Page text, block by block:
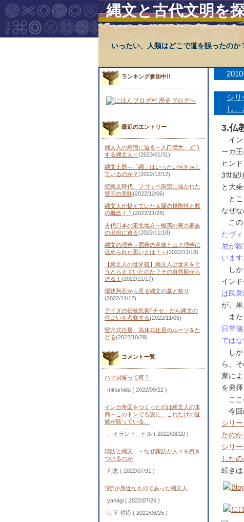
縄文と古代文明を
いったい、人類はどこで道を誤ったのか
ランキング参加中!!
最近のエントリー
縄文人の意識に迫る～人口増大、どう
する縄文人～(2023/01/31)
縄文土器～「縄」はいったい何を表し
ているのか？ (2022/12/12)
続縄文時代 フゴッペ洞窟に描かれた
壁画の意味(2022/12/06)
縄文人が捉えていた太陽の規則性と数
の概念！？ (2022/11/28)
古代日本の東北地方～蝦夷の有力豪族
の出自に迫る(2022/11/18)
縄文の埋葬～屈葬の意味とは？埋葬に
込められた思いとは？～(2022/11/18)
【縄文人の世界観】縄文人は世界をど
うとらえていたのか？その自然観から
迫る！ (2022/11/17)
環状列石から見る縄文の墓と祭り
(2022/11/12)
アイヌの伝統民家｢チセ」から縄文の
住まいを考察する(2022/11/05)
竪穴式住居、高床式住居のルーツをた
どる(2022/10/29)
コメント一覧
ハマ貝塚って何？
minamida ( 2022/09/22 )
インカ帝国をつくったのは縄文人の末
裔～このトンでも説に、これだけの証
拠が残っている。
、イランド、ヒル ( 2022/08/20 )
諏訪と縄文 ～なぜ諏訪が人々を惹き
つけるのか
利恵 ( 2022/07/31 )
"死"が身近なものであった縄文人
yanagi ( 2022/07/26 )
山下 哲応 ( 2022/06/25 )
シリ
し
3.仏
イン
ーカ
ヒン
3世紀
と大
とこ
なぜな
この
たヴ
尼が
います
しか
イン
は民
が、
また
日常
では
しか
ら、
家に
を発
ここ
今回
シリ
たの
シリ
した
続き